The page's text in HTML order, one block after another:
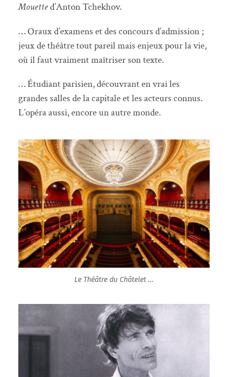
Mouetted’Anton Tchekhov.
… Oraux d’examens et des concours d’admission ;
jeux de théâtre tout pareil mais enjeux pour la vie,
où il faut vraiment maîtriser son texte.
… Étudiant parisien, découvrant en vrai les
grandes salles de la capitale et les acteurs connus.
L’opéra aussi, encore un autre monde.
Le Théâtre du Châtelet …